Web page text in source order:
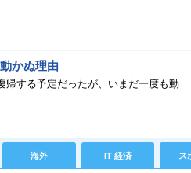
かぬ理由
帰する予定だったが、いまだ一度も動
海外 IT 経済 ス